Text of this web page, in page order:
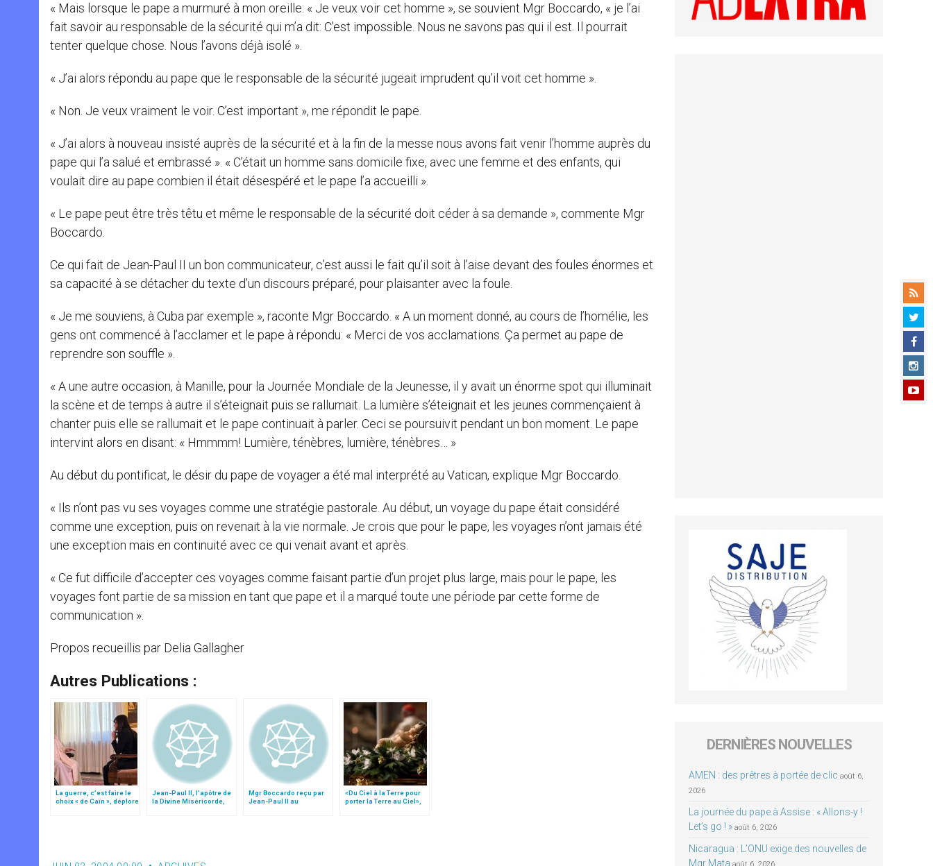
« Mais lorsque le pape a murmuré à mon oreille: « Je veux voir cet homme », se souvient Mgr Boccardo, « je l’ai
fait savoir au responsable de la sécurité qui m’a dit: C’est impossible. Nous ne savons pas qui il est. Il pourrait
tenter quelque chose. Nous l’avons déjà isolé ».
« J’ai alors répondu au pape que le responsable de la sécurité jugeait imprudent qu’il voit cet homme ».
« Non. Je veux vraiment le voir. C’est important », me répondit le pape.
« J’ai alors à nouveau insisté auprès de la sécurité et à la fin de la messe nous avons fait venir l’homme auprès du
pape qui l’a salué et embrassé ». « C’était un homme sans domicile fixe, avec une femme et des enfants, qui
voulait dire au pape combien il était désespéré et le pape l’a accueilli ».
« Le pape peut être très têtu et même le responsable de la sécurité doit céder à sa demande », commente Mgr
Boccardo.
Ce qui fait de Jean-Paul II un bon communicateur, c’est aussi le fait qu’il soit à l’aise devant des foules énormes et
sa capacité à se détacher du texte d’un discours préparé, pour plaisanter avec la foule.
« Je me souviens, à Cuba par exemple », raconte Mgr Boccardo. « A un moment donné, au cours de l’homélie, les
gens ont commencé à l’acclamer et le pape à répondu: « Merci de vos acclamations. Ça permet au pape de
reprendre son souffle ».
« A une autre occasion, à Manille, pour la Journée Mondiale de la Jeunesse, il y avait un énorme spot qui illuminait
la scène et de temps à autre il s’éteignait puis se rallumait. La lumière s’éteignait et les jeunes commençaient à
chanter puis elle se rallumait et le pape continuait à parler. Ceci se poursuivit pendant un bon moment. Le pape
intervint alors en disant: « Hmmmm! Lumière, ténèbres, lumière, ténèbres… »
Au début du pontificat, le désir du pape de voyager a été mal interprété au Vatican, explique Mgr Boccardo.
« Ils n’ont pas vu ses voyages comme une stratégie pastorale. Au début, un voyage du pape était considéré
comme une exception, puis on revenait à la vie normale. Je crois que pour le pape, les voyages n’ont jamais été
une exception mais en continuité avec ce qui venait avant et après.
« Ce fut difficile d’accepter ces voyages comme faisant partie d’un projet plus large, mais pour le pape, les
voyages font partie de sa mission en tant que pape et il a marqué toute une période par cette forme de
communication ».
Propos recueillis par Delia Gallagher
Autres Publications :
La guerre, c’est faire le
choix « de Caïn », déplore
Jean-Paul II, l’apôtre de
la Divine Miséricorde,
Mgr Boccardo reçu par
Jean-Paul II au
«Du Ciel à la Terre pour
porter la Terre au Ciel»,
DERNIÈRES NOUVELLES
AMEN : des prêtres à portée de clic août 6,
2026
La journée du pape à Assise : « Allons-y !
Let’s go ! » août 6, 2026
Nicaragua : L’ONU exige des nouvelles de
Mgr Mata